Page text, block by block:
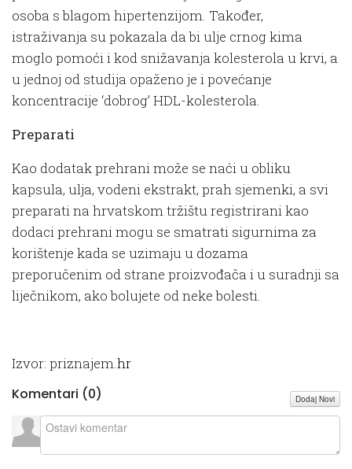
osoba s blagom hipertenzijom. Također,
istraživanja su pokazala da bi ulje crnog kima
moglo pomoći i kod snižavanja kolesterola u krvi, a
u jednoj od studija opaženo je i povećanje
koncentracije ‘dobrog’ HDL-kolesterola.
Preparati
Kao dodatak prehrani može se naći u obliku
kapsula, ulja, vodeni ekstrakt, prah sjemenki, a svi
preparati na hrvatskom tržištu registrirani kao
dodaci prehrani mogu se smatrati sigurnima za
korištenje kada se uzimaju u dozama
preporučenim od strane proizvođača i u suradnji sa
liječnikom, ako bolujete od neke bolesti.
Izvor: priznajem.hr
Komentari (0) Dodaj Novi